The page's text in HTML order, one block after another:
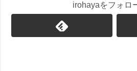
irohayaをフォロ